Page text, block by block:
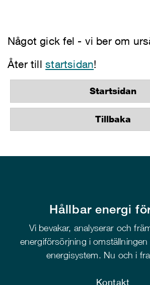
Något gick fel - vi ber om
Åter tillstartsidan!
Startsidan
Tillbaka
Hållbar energi
Vi bevakar, analyserar och
energiförsörjning i
energisystem. Nu och i
Kontakt